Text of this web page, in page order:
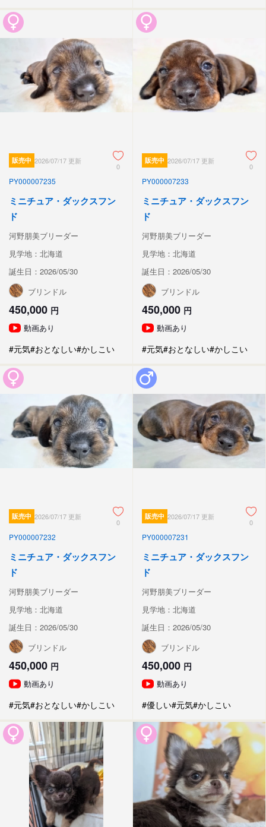
販売中 2026/07/17 更新
0
PY000007235
ミニチュア・ダックスフン
ド
河野朋美ブリーダー
見学地：北海道
誕生日：2026/05/30
ブリンドル
450,000 円
動画あり
#元気#おとなしい#かしこい
販売中 2026/07/17 更新
0
PY000007233
ミニチュア・ダックスフン
ド
河野朋美ブリーダー
見学地：北海道
誕生日：2026/05/30
ブリンドル
450,000 円
動画あり
#元気#おとなしい#かしこい
販売中 2026/07/17 更新
0
PY000007232
ミニチュア・ダックスフン
ド
河野朋美ブリーダー
見学地：北海道
誕生日：2026/05/30
ブリンドル
450,000 円
動画あり
#元気#おとなしい#かしこい
販売中 2026/07/17 更新
0
PY000007231
ミニチュア・ダックスフン
ド
河野朋美ブリーダー
見学地：北海道
誕生日：2026/05/30
ブリンドル
450,000 円
動画あり
#優しい#元気#かしこい